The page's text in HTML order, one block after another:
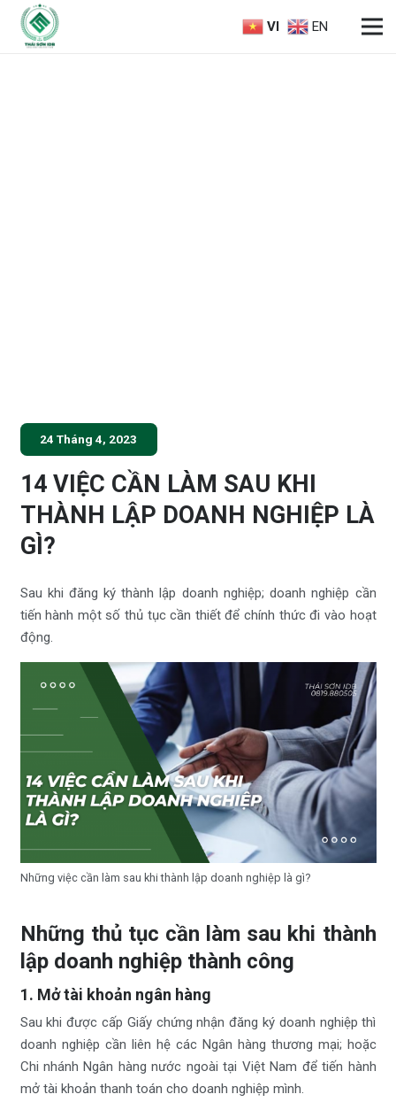
VI EN
24 Tháng 4, 2023
14 VIỆC CẦN LÀM SAU KHI
THÀNH LẬP DOANH NGHIỆP LÀ
GÌ?
Sau khi đăng ký thành lập doanh nghiệp; doanh nghiệp cần
tiến hành một số thủ tục cần thiết để chính thức đi vào hoạt
động.
Những việc cần làm sau khi thành lập doanh nghiệp là gì?
Những thủ tục cần làm sau khi thành
lập doanh nghiệp thành công
1. Mở tài khoản ngân hàng
Sau khi được cấp Giấy chứng nhận đăng ký doanh nghiệp thì
doanh nghiệp cần liên hệ các Ngân hàng thương mại; hoặc
Chi nhánh Ngân hàng nước ngoài tại Việt Nam để tiến hành
mở tài khoản thanh toán cho doanh nghiệp mình.